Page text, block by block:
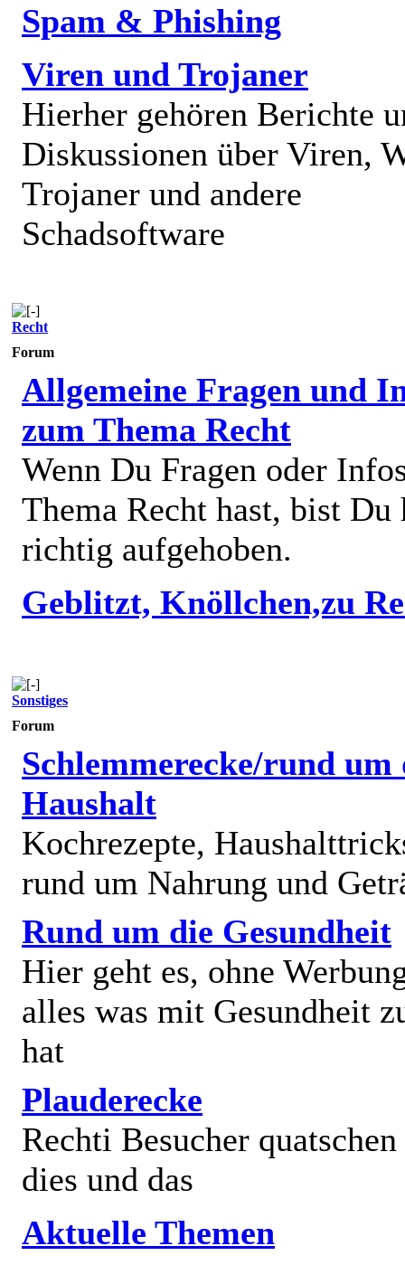
Spam & Phishing
Viren und Trojaner
Hierher gehören Berichte
Diskussionen über Viren,
Trojaner und andere
Schadsoftware
Recht
Forum
Allgemeine Fragen und
zum Thema Recht
Wenn Du Fragen oder
Thema Recht hast, bist Du
richtig aufgehoben.
Geblitzt, Knöllchen,zu
Sonstiges
Forum
Schlemmerecke/rund um
Haushalt
Kochrezepte,
rund um Nahrung und
Rund um die Gesundheit
Hier geht es, ohne
alles was mit Gesundheit
hat
Plauderecke
Rechti Besucher
dies und das
Aktuelle Themen